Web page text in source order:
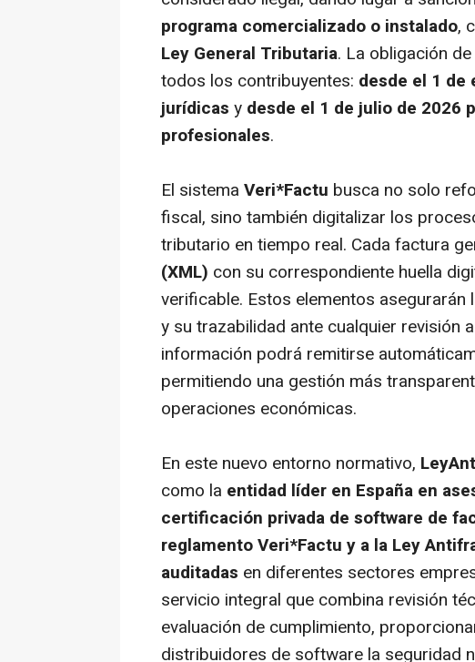
programa comercializado o instalado,
Ley General Tributaria. La obligación
todos los contribuyentes: desde el 1 de
jurídicas y desde el 1 de julio de 2026
profesionales.
El sistema Veri*Factu busca no solo
fiscal, sino también digitalizar los
tributario en tiempo real. Cada factura
(XML) con su correspondiente huella
verificable. Estos elementos
y su trazabilidad ante cualquier revisión
información podrá remitirse
permitiendo una gestión más
operaciones económicas.
En este nuevo entorno normativo,
como la entidad líder en España en
certificación privada de software de
reglamento Veri*Factu y a la Ley
auditadas en diferentes sectores
servicio integral que combina revisión
evaluación de cumplimiento,
distribuidores de software la seguridad